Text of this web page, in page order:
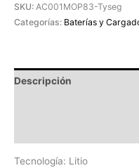
SKU: AC001MOP83-Tyseg
Categorías: Baterías y
Descripción
Tecnología: Litio